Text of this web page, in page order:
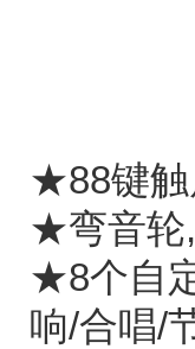
★88键触
★弯音轮
★8个自
响/合唱/